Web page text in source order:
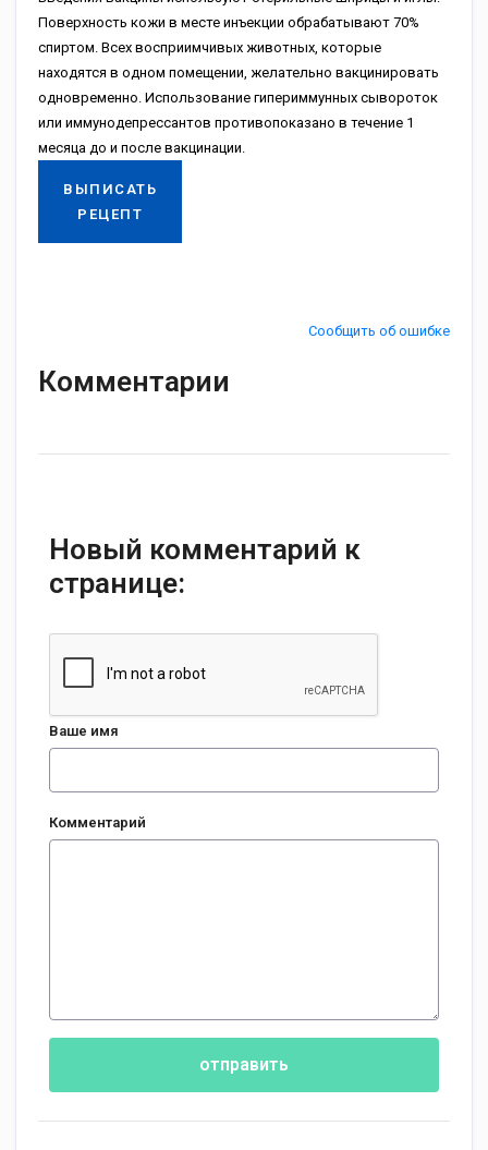
Поверхность кожи в месте инъекции обрабатывают 70%
спиртом. Всех восприимчивых животных, которые
находятся в одном помещении, желательно вакцинировать
одновременно. Использование гипериммунных сывороток
или иммунодепрессантов противопоказано в течение 1
месяца до и после вакцинации.
ВЫПИСАТЬ
РЕЦЕПТ
Сообщить об ошибке
Комментарии
Новый комментарий к
странице:
Ваше имя
Комментарий
отправить